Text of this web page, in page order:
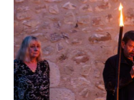
Quasi entière ravagée
de nombreuses
en mémoire à ses
Retraite aux flambeaux
cette soirée du souvenir.